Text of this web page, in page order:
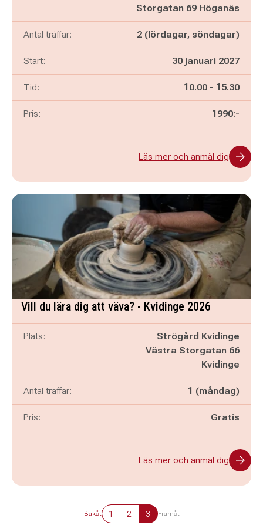
Storgatan 69 Höganäs
Antal träffar: 2 (lördagar, söndagar)
Start: 30 januari 2027
Tid: Pågår mellan
10.00 - och
15.30
Pris: 1990:-
Läs mer och anmäl dig
Vill du lära dig att väva? - Kvidinge 2026
Plats:
Strögård Kvidinge
Västra Storgatan 66
Kvidinge
Antal träffar: 1 (måndag)
Pris: Gratis
Läs mer och anmäl dig
Bakåt 1 2 3 Framåt